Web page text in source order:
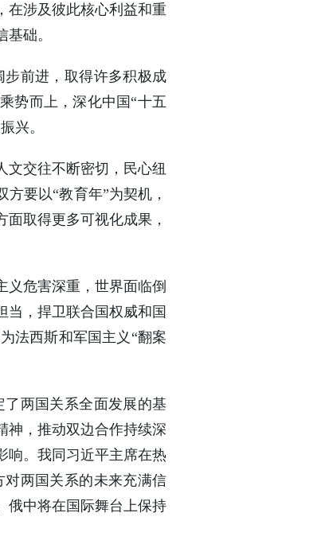
在涉及彼此核心利益和重
础。
前进，取得许多积极成
势而上，深化中国“十五
兴。
交往不断密切，民心纽
要以“教育年”为契机，
取得更多可视化成果，
义危害深重，世界面临倒
当，捍卫联合国权威和国
法西斯和军国主义“翻案
两国关系全面发展的基
神，推动双边合作持续深
响。我同习近平主席在热
两国关系的未来充满信
俄中将在国际舞台上保持